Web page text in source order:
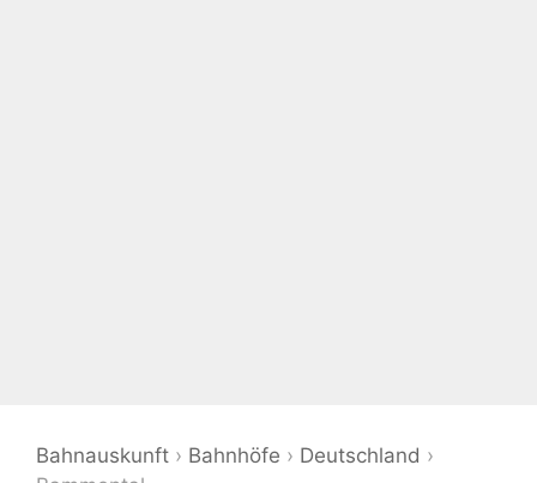
Bahnauskunft › Bahnhöfe › Deutschland ›